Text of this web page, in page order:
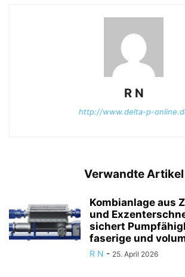
R N
http://www.delta-p-
Verwandte Artikel
Kombianlage aus
und
sichert
faserige und
R N - 25. April 2026